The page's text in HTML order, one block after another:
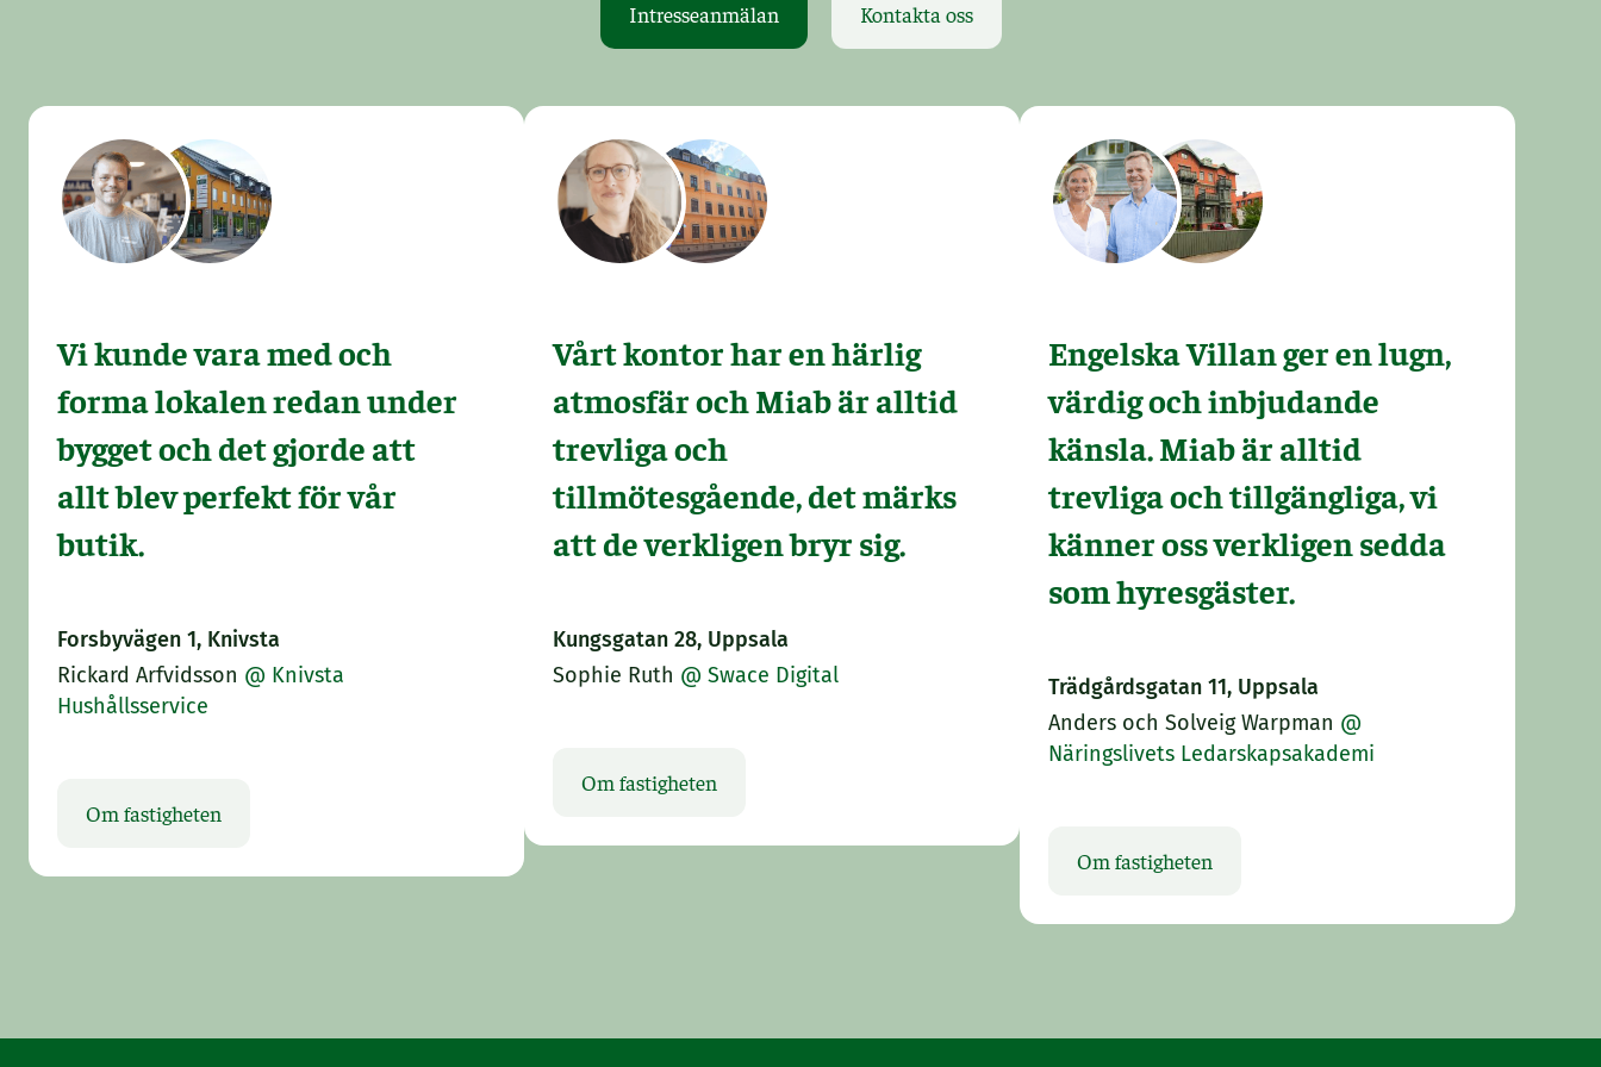
Intresseanmälan Kontakta oss
Vi kunde vara med och
forma lokalen redan under
bygget och det gjorde att
allt blev perfekt för vår
butik.
Forsbyvägen 1, Knivsta
Rickard Arfvidsson @ Knivsta
Hushållsservice
Om fastigheten
Vårt kontor har en härlig
atmosfär och Miab är alltid
trevliga och
tillmötesgående, det märks
att de verkligen bryr sig.
Kungsgatan 28, Uppsala
Sophie Ruth @ Swace Digital
Om fastigheten
Engelska Villan ger en lugn,
värdig och inbjudande
känsla. Miab är alltid
trevliga och tillgängliga, vi
känner oss verkligen sedda
som hyresgäster.
Trädgårdsgatan 11, Uppsala
Anders och Solveig Warpman @
Näringslivets Ledarskapsakademi
Om fastigheten